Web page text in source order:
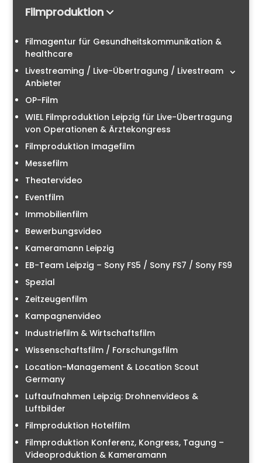
Filmproduktion
Filmagentur für Gesundheitskommunikation &
healthcare
Livestreaming / Live-Übertragung / Livestream
Anbieter
OP-Film
WIEL Filmproduktion Leipzig für Live-Übertragung
von Operationen & Ärztekongress
Filmproduktion Imagefilm
Messefilm
Theatervideo
Eventfilm
Immobilienfilm
Bewerbungsvideo
Kameramann Leipzig
EB-Team Leipzig – Sony FS5 / Sony FS7 / Sony FS9
Spezial
Zeitzeugenfilm
Kampagnenvideo
Industriefilm & Wirtschaftsfilm
Wissenschaftsfilm / Forschungsfilm
Location-Management & Location Scout
Germany
Luftaufnahmen Leipzig: Drohnenvideos &
Luftbilder
Filmproduktion Hotelfilm
Filmproduktion Konferenz, Kongress, Tagung –
Videoproduktion & Kameramann